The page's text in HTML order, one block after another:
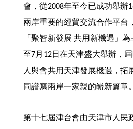
命理/信仰/宗教/宮廟/教會
演講/發表會/論壇/研討會
國際/全球
會，從2008年至今已成功舉辦
兩岸重要的經貿交流合作平台
「聚智新發展 共用新機遇」為
至7月 12日在天津盛大舉辦，
人與會共用天津發展機遇，拓
同譜寫兩岸一家親的嶄新篇章。
第十七屆津台會由天津市人民